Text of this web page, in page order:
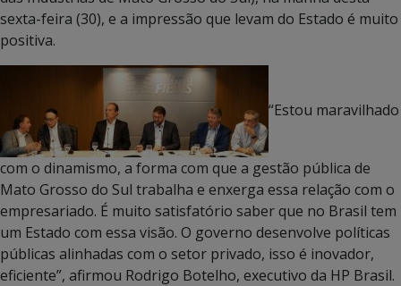
sexta-feira (30), e a impressão que levam do Estado é muito
positiva.
“Estou maravilhado
com o dinamismo, a forma com que a gestão pública de
Mato Grosso do Sul trabalha e enxerga essa relação com o
empresariado. É muito satisfatório saber que no Brasil tem
um Estado com essa visão. O governo desenvolve políticas
públicas alinhadas com o setor privado, isso é inovador,
eficiente”, afirmou Rodrigo Botelho, executivo da HP Brasil.